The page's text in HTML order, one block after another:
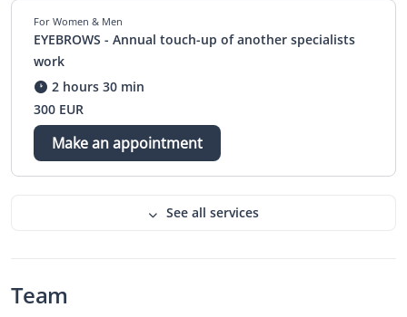
For Women & Men
EYEBROWS - Annual touch-up of another specialists
work
2 hours 30 min
300 EUR
Make an appointment
See all services
Team